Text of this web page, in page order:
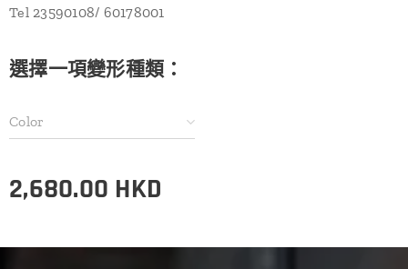
Tel 23590108/ 60178001
選擇一項變形種類：
Color
2,680.00 HKD